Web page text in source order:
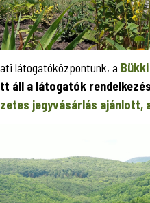
látogatóközpontunk, a
áll a látogatók
jegyvásárlás ajánlott,